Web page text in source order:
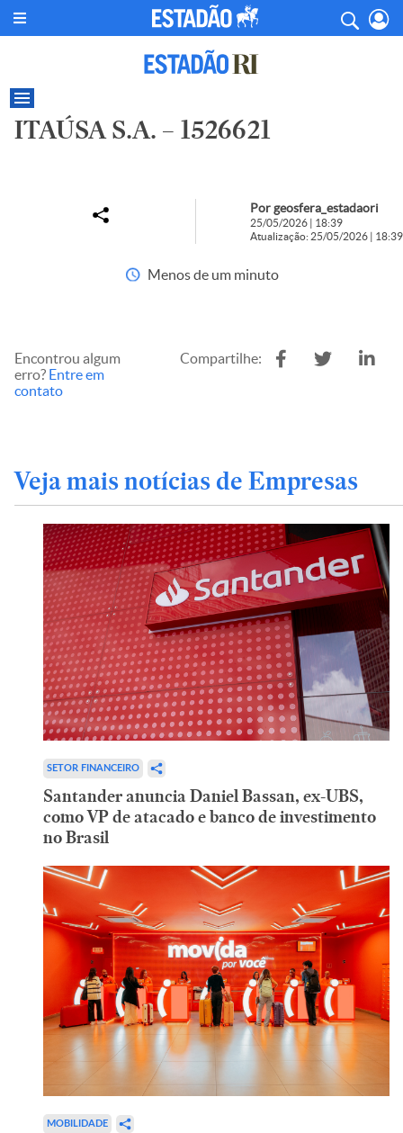
ITAÚSA S.A. – 1526621
Por geosfera_estadaori
25/05/2026 | 18:39
Atualização: 25/05/2026 | 18:39
Menos de um minuto
Encontrou algum
erro? Entre em
contato
Compartilhe:
Veja mais notícias de Empresas
SETOR FINANCEIRO
Santander anuncia Daniel Bassan, ex-UBS,
como VP de atacado e banco de investimento
no Brasil
MOBILIDADE